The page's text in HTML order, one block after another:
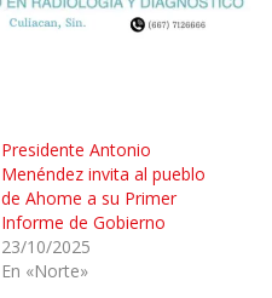
Presidente Antonio
Menéndez invita al pueblo
de Ahome a su Primer
Informe de Gobierno
23/10/2025
En «Norte»